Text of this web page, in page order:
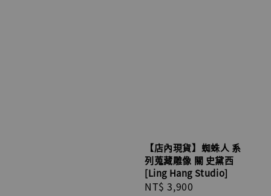
【店內現貨】蜘蛛人 系
列蒐藏雕像 關 史黛西
[Ling Hang Studio]
Regular
NT$ 3,900